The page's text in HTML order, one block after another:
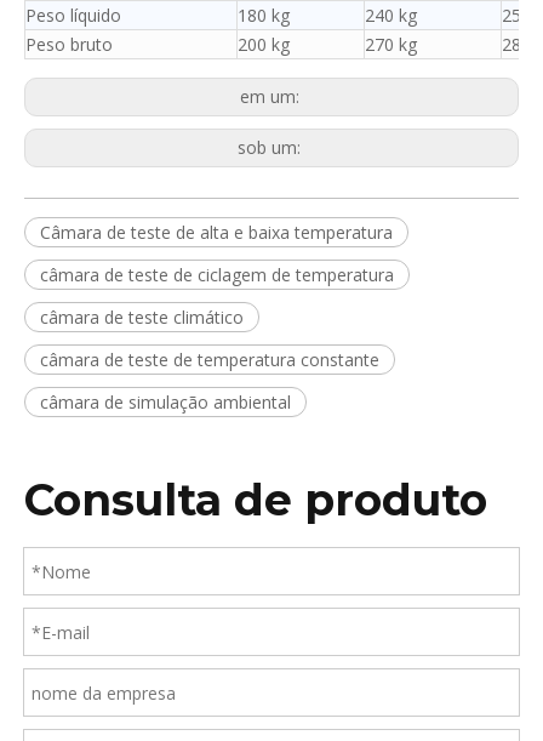
Peso líquido
180 kg 240 kg
250
Peso bruto
200 kg 270 kg 280
em um:
sob um:
Câmara de teste de alta e baixa temperatura
câmara de teste de ciclagem de temperatura
câmara de teste climático
câmara de teste de temperatura constante
câmara de simulação ambiental
Consulta de produto